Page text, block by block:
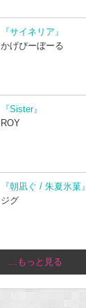
『サイネリア』
かげぴーぼーる
『Sister』
ROY
『朝凪ぐ / 朱夏氷菓』
ジグ
...もっと見る